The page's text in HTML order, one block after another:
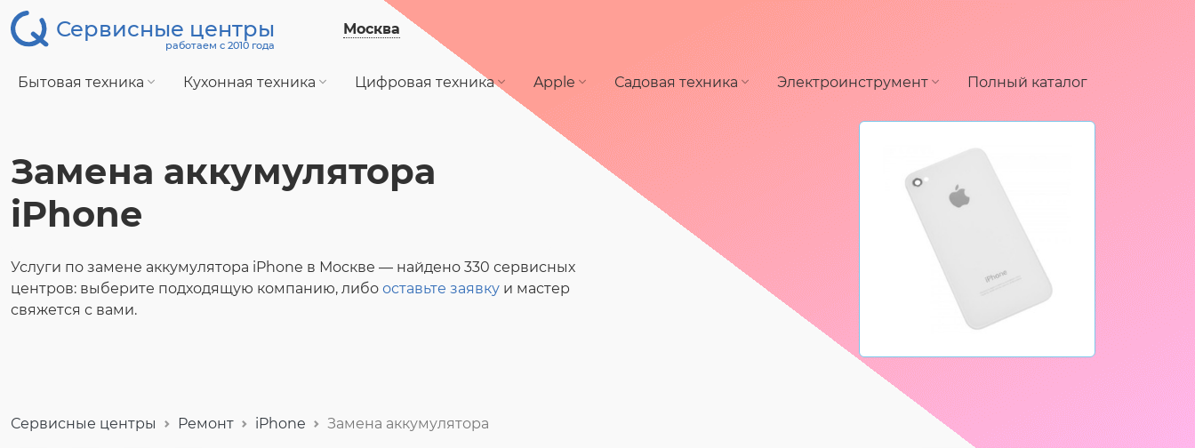
Сервисные центры
работаем с 2010 года
Москва
Бытовая техника Кухонная техника Цифровая техника Apple Садовая техника Электроинструмент Полный каталог
Замена аккумулятора
iPhone
Услуги по замене аккумулятора iPhone в Москве — найдено 330 сервисных
центров: выберите подходящую компанию, либо оставьте заявку и мастер
свяжется с вами.
Сервисные центры Ремонт iPhone Замена аккумулятора